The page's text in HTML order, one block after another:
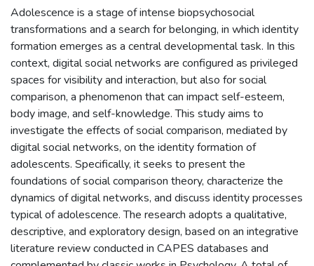
Adolescence is a stage of intense biopsychosocial
transformations and a search for belonging, in which identity
formation emerges as a central developmental task. In this
context, digital social networks are configured as privileged
spaces for visibility and interaction, but also for social
comparison, a phenomenon that can impact self-esteem,
body image, and self-knowledge. This study aims to
investigate the effects of social comparison, mediated by
digital social networks, on the identity formation of
adolescents. Specifically, it seeks to present the
foundations of social comparison theory, characterize the
dynamics of digital networks, and discuss identity processes
typical of adolescence. The research adopts a qualitative,
descriptive, and exploratory design, based on an integrative
literature review conducted in CAPES databases and